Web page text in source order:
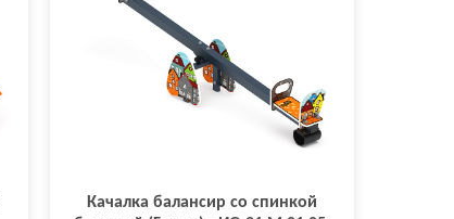
Качалка балансир со спинкой